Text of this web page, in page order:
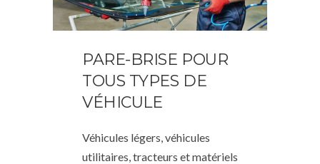
PARE-BRISE POUR
TOUS TYPES DE
VÉHICULE
Véhicules légers, véhicules
utilitaires, tracteurs et matériels